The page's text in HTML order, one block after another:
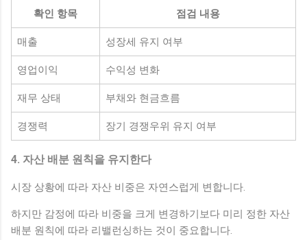
확인 항목 점검 내용
매출 성장세 유지 여부
영업이익 수익성 변화
재무 상태 부채와 현금흐름
경쟁력 장기 경쟁우위 유지 여부
4. 자산 배분 원칙을 유지한다
시장 상황에 따라 자산 비중은 자연스럽게 변합니다.
하지만 감정에 따라 비중을 크게 변경하기보다 미리 정한 자산
배분 원칙에 따라 리밸런싱하는 것이 중요합니다.